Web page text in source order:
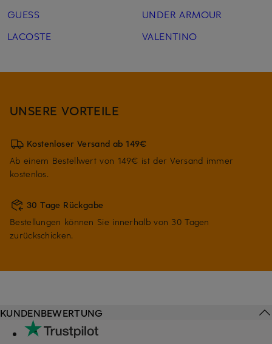
GUESS
LACOSTE
UNDER ARMOUR
VALENTINO
UNSERE VORTEILE
Kostenloser Versand ab 149€
Ab einem Bestellwert von 149€ ist der Versand immer
kostenlos.
30 Tage Rückgabe
Bestellungen können Sie innerhalb von 30 Tagen
zurückschicken.
KUNDENBEWERTUNG